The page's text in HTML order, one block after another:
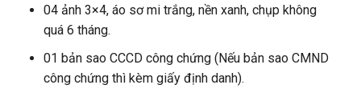
04 ảnh 3×4, áo sơ mi trắng, nền xanh, chụp không
quá 6 tháng.
01 bản sao CCCD công chứng (Nếu bản sao CMND
công chứng thì kèm giấy định danh).